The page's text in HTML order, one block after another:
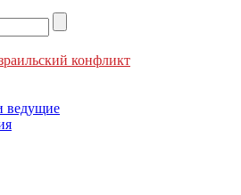
конфликт
ведущие